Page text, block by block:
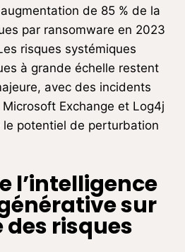
de 85 % de la
par ransomware en 2023
risques systémiques
à grande échelle restent
avec des incidents
Exchange et Log4j
potentiel de perturbation
l’intelligence
sur
risques